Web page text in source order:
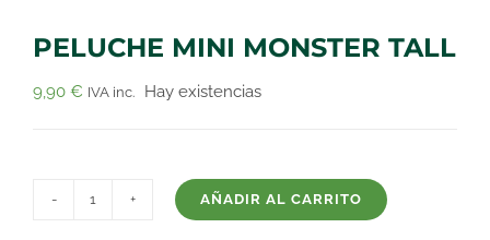
PELUCHE MINI MONSTER TALL
9,90 € IVA inc. Hay existencias
AÑADIR AL CARRITO